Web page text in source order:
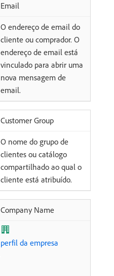
Email
O endereço de email do
cliente ou comprador. O
endereço de email está
vinculado para abrir uma
nova mensagem de
email.
Customer Group
O nome do grupo de
clientes ou catálogo
compartilhado ao qual o
cliente está atribuído.
Company Name
perfil da empresa